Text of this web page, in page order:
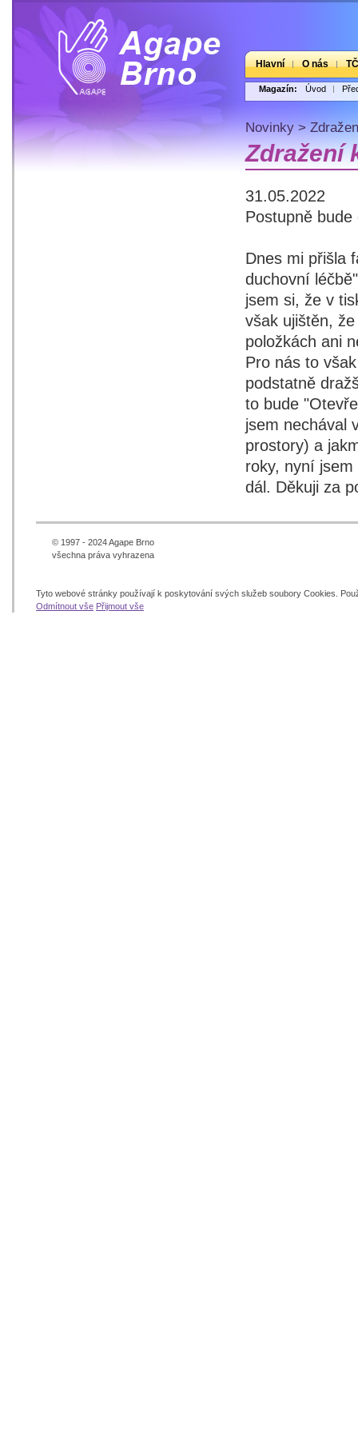
Hlavní O nás
Magazín: Úvod
Novinky >
Zdražení
31.05.2022
Postupně
Dnes mi přišla
duchovní
jsem si, že v
však ujištěn,
položkách ani
Pro nás to
podstatně
to bude
jsem nechával
prostory) a
roky, nyní
dál. Děkuji za
© 1997 - 2024 Agape Brno
všechna práva vyhrazena
Tyto webové stránky používají k poskytování svých služeb soubory Cookies.